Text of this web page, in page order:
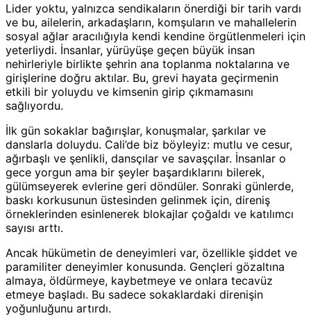
Lider yoktu, yalnızca sendikaların önerdiği bir tarih vardı
ve bu, ailelerin, arkadaşların, komşuların ve mahallelerin
sosyal ağlar aracılığıyla kendi kendine örgütlenmeleri için
yeterliydi. İnsanlar, yürüyüşe geçen büyük insan
nehirleriyle birlikte şehrin ana toplanma noktalarına ve
girişlerine doğru aktılar. Bu, grevi hayata geçirmenin
etkili bir yoluydu ve kimsenin girip çıkmamasını
sağlıyordu.
İlk gün sokaklar bağırışlar, konuşmalar, şarkılar ve
danslarla doluydu. Cali’de biz böyleyiz: mutlu ve cesur,
ağırbaşlı ve şenlikli, dansçılar ve savaşçılar. İnsanlar o
gece yorgun ama bir şeyler başardıklarını bilerek,
gülümseyerek evlerine geri döndüler. Sonraki günlerde,
baskı korkusunun üstesinden gelinmek için, direniş
örneklerinden esinlenerek blokajlar çoğaldı ve katılımcı
sayısı arttı.
Ancak hükümetin de deneyimleri var, özellikle şiddet ve
paramiliter deneyimler konusunda. Gençleri gözaltına
almaya, öldürmeye, kaybetmeye ve onlara tecavüz
etmeye başladı. Bu sadece sokaklardaki direnişin
yoğunluğunu artırdı.